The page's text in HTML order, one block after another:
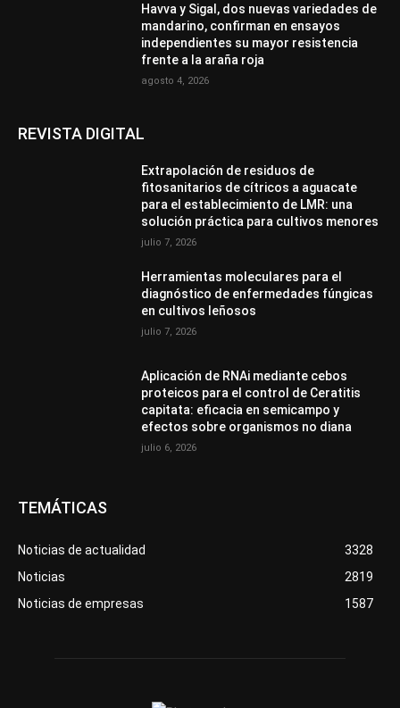
Havva y Sigal, dos nuevas variedades de
mandarino, confirman en ensayos
independientes su mayor resistencia
frente a la araña roja
agosto 4, 2026
REVISTA DIGITAL
Extrapolación de residuos de
fitosanitarios de cítricos a aguacate
para el establecimiento de LMR: una
solución práctica para cultivos menores
julio 7, 2026
Herramientas moleculares para el
diagnóstico de enfermedades fúngicas
en cultivos leñosos
julio 7, 2026
Aplicación de RNAi mediante cebos
proteicos para el control de Ceratitis
capitata: eficacia en semicampo y
efectos sobre organismos no diana
julio 6, 2026
TEMÁTICAS
Noticias de actualidad
3328
Noticias
2819
Noticias de empresas
1587